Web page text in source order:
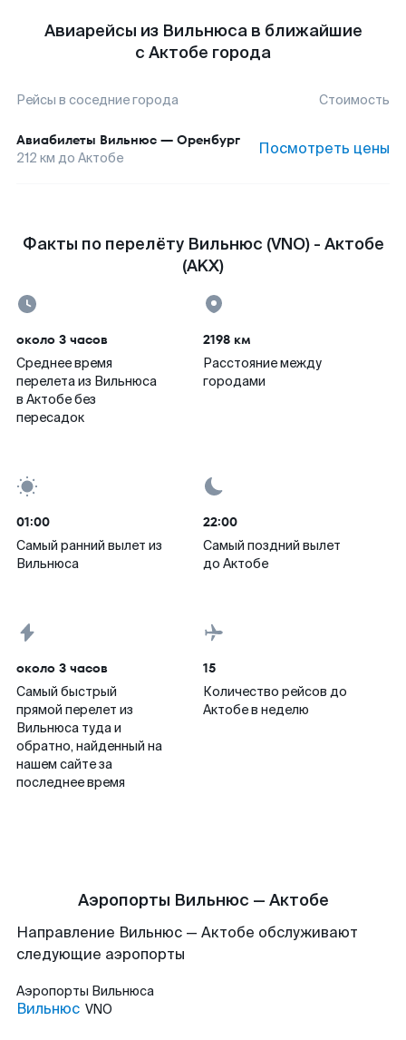
Авиарейсы из Вильнюса в ближайшие
с Актобе города
Рейсы в соседние города Стоимость
Авиабилеты Вильнюс — Оренбург
212 км до Актобе Посмотреть цены
Факты по перелёту Вильнюс (VNO) - Актобе
(AKX)
около 3 часов
Среднее время
перелета из Вильнюса
в Актобе без
пересадок
2198 км
Расстояние между
городами
01:00
Самый ранний вылет из
Вильнюса
22:00
Самый поздний вылет
до Актобе
около 3 часов
Самый быстрый
прямой перелет из
Вильнюса туда и
обратно, найденный на
нашем сайте за
последнее время
15
Количество рейсов до
Актобе в неделю
Аэропорты Вильнюс — Актобе
Направление Вильнюс — Актобе обслуживают
следующие аэропорты
Аэропорты Вильнюса
Вильнюс VNO